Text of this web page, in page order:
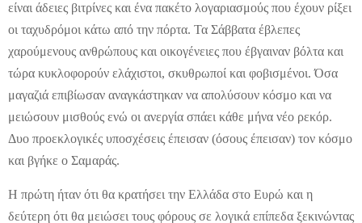
είναι άδειες βιτρίνες και ένα πακέτο λογαριασμούς που έχουν ρίξει
οι ταχυδρόμοι κάτω από την πόρτα. Τα Σάββατα έβλεπες
χαρούμενους ανθρώπους και οικογένειες που έβγαιναν βόλτα και
τώρα κυκλοφορούν ελάχιστοι, σκυθρωποί και φοβισμένοι. Όσα
μαγαζιά επιβίωσαν αναγκάστηκαν να απολύσουν κόσμο και να
μειώσουν μισθούς ενώ οι ανεργία σπάει κάθε μήνα νέο ρεκόρ.
Δυο προεκλογικές υποσχέσεις έπεισαν (όσους έπεισαν) τον κόσμο
και βγήκε ο Σαμαράς.
Η πρώτη ήταν ότι θα κρατήσει την Ελλάδα στο Ευρώ και η
δεύτερη ότι θα μειώσει τους φόρους σε λογικά επίπεδα ξεκινώντας